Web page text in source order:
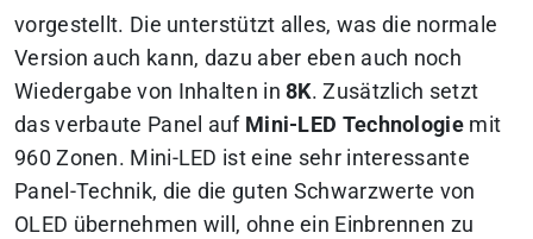
vorgestellt. Die unterstützt alles, was die normale
Version auch kann, dazu aber eben auch noch
Wiedergabe von Inhalten in8K. Zusätzlich setzt
das verbaute Panel auf Mini-LED Technologie mit
960 Zonen. Mini-LED ist eine sehr interessante
Panel-Technik, die die guten Schwarzwerte von
OLED übernehmen will, ohne ein Einbrennen zu